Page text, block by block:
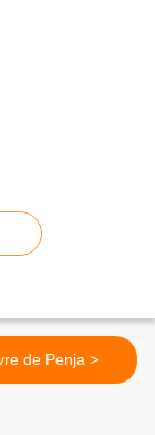
LE poivre de Penja >